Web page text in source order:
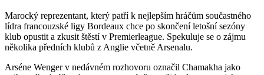
Marocký reprezentant, který patří k nejlepším hráčům součastného
lídra francouzské ligy Bordeaux chce po skončení letošní sezóny
klub opustit a zkusit štěstí v Premierleague. Spekuluje se o zájmu
několika předních klubů z Anglie včetně Arsenalu.
Arséne Wenger v nedávném rozhovoru označil Chamakha jako